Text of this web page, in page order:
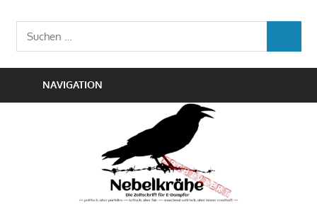
Inhalt
springen
Die
Zeitschrift
Suchen
nach:
NAVIGATION